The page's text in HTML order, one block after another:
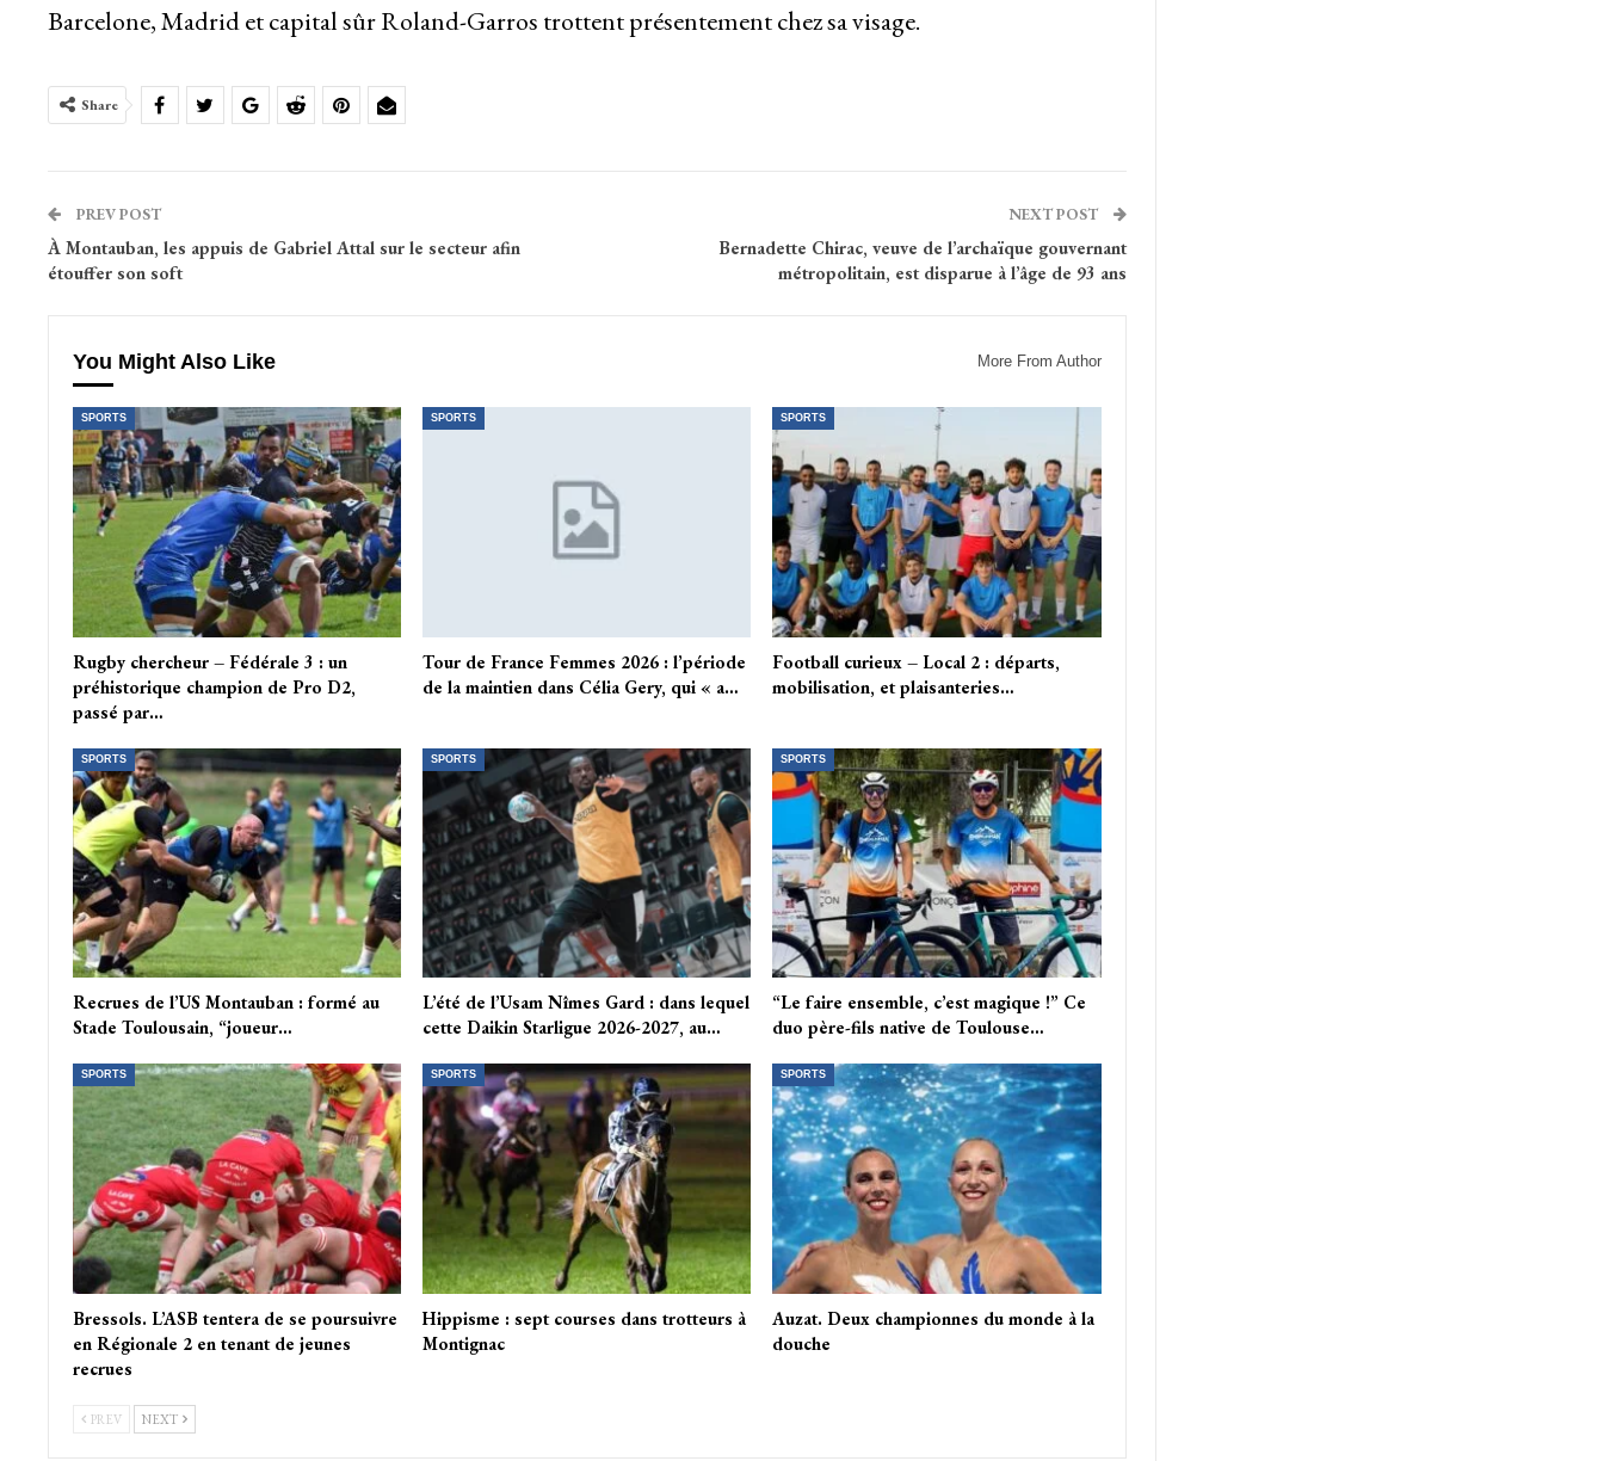
Barcelone, Madrid et capital sûr Roland-Garros trottent présentement chez sa visage.
Share
PREV POST
À Montauban, les appuis de Gabriel Attal sur le secteur afin
étouffer son soft
NEXT POST
Bernadette Chirac, veuve de l’archaïque gouvernant
métropolitain, est disparue à l’âge de 93 ans
You Might Also Like More From Author
SPORTS
Rugby chercheur – Fédérale 3 : un
préhistorique champion de Pro D2,
passé par…
SPORTS
Tour de France Femmes 2026 : l’période
de la maintien dans Célia Gery, qui « a…
SPORTS
Football curieux – Local 2 : départs,
mobilisation, et plaisanteries…
SPORTS
Recrues de l’US Montauban : formé au
Stade Toulousain, “joueur…
SPORTS
L’été de l’Usam Nîmes Gard : dans lequel
cette Daikin Starligue 2026-2027, au…
SPORTS
“Le faire ensemble, c’est magique !” Ce
duo père-fils native de Toulouse…
SPORTS
Bressols. L’ASB tentera de se poursuivre
en Régionale 2 en tenant de jeunes
recrues
SPORTS
Hippisme : sept courses dans trotteurs à
Montignac
SPORTS
Auzat. Deux championnes du monde à la
douche
PREV NEXT